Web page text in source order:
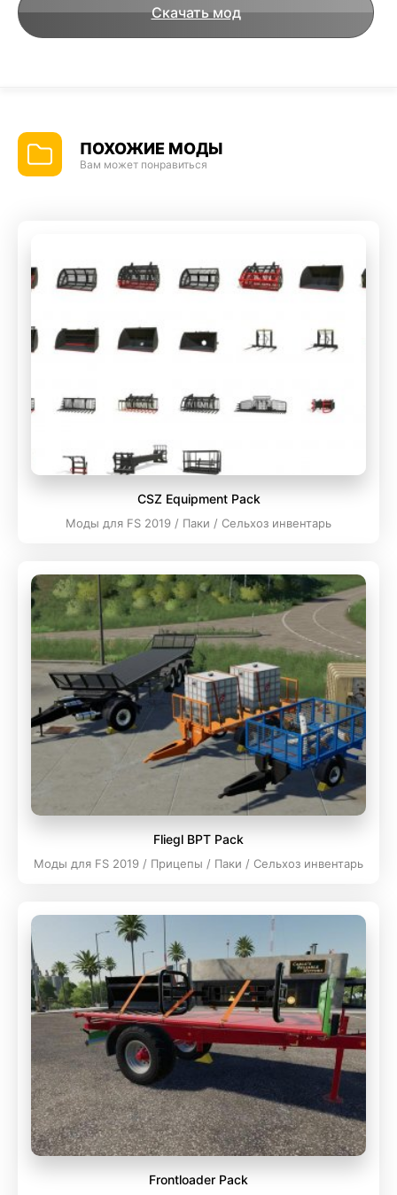
Скачать мод
ПОХОЖИЕ МОДЫ
Вам может понравиться
CSZ Equipment Pack
Моды для FS 2019 / Паки / Сельхоз инвентарь
Fliegl BPT Pack
Моды для FS 2019 / Прицепы / Паки / Сельхоз инвентарь
Frontloader Pack